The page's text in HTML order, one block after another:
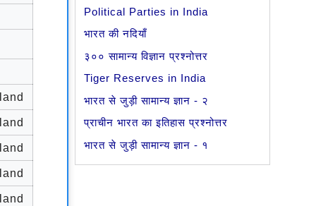
Political Parties in India
भारत की नदियाँ
३०० सामान्य विज्ञान प्रश्नोत्तर
Tiger Reserves in India
भारत से जुड़ी सामान्य ज्ञान - २
प्राचीन भारत का इतिहास प्रश्नोत्तर
भारत से जुड़ी सामान्य ज्ञान - १